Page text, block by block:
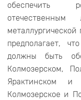
обеспечить
отечественным
предполагает,
должны быть
Колмозерском,
Ярактинском и
Колмозерское и